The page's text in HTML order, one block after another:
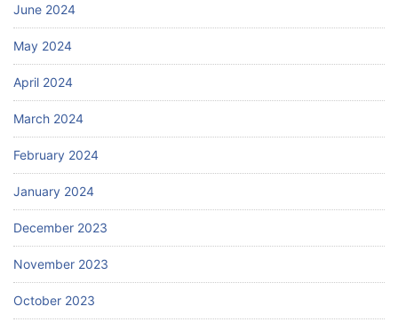
June 2024
May 2024
April 2024
March 2024
February 2024
January 2024
December 2023
November 2023
October 2023